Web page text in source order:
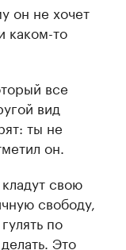
он не хочет
каком-то
все
вид
ты не
он.
свою
свободу,
по
Это